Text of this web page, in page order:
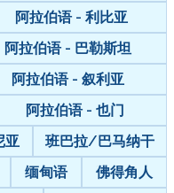
阿拉伯语 - 利比亚
阿拉伯语 - 巴勒斯坦
阿拉伯语 - 叙利亚
阿拉伯语 - 也门
亚
班巴拉/巴马纳干
缅甸语
佛得角人